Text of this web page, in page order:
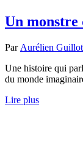
Un monstre
Par Aurélien Guillot
Une histoire qui
du monde
Lire plus